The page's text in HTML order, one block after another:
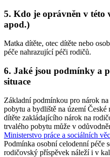
5. Kdo je oprávněn v této
apod.)
Matka dítěte, otec dítěte nebo
péče nahrazující péči rodičů.
6. Jaké jsou podmínky a
situace
Základní podmínkou pro nárok
pobytu a bydliště na území
dítěte zakládajícího nárok na
trvalého pobytu může v
Ministerstvo práce a sociálních
Podmínka osobní celodenní péče
rodičovský příspěvek náleží i v